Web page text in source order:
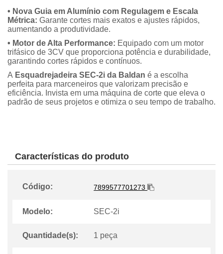
• Nova Guia em Alumínio com Regulagem e Escala
Métrica: Garante cortes mais exatos e ajustes rápidos,
aumentando a produtividade.
• Motor de Alta Performance: Equipado com um motor
trifásico de 3CV que proporciona potência e durabilidade,
garantindo cortes rápidos e contínuos.
A Esquadrejadeira SEC-2i da Baldan é a escolha
perfeita para marceneiros que valorizam precisão e
eficiência. Invista em uma máquina de corte que eleva o
padrão de seus projetos e otimiza o seu tempo de trabalho.
Características do produto
Código: 7899577701273
Modelo: SEC-2i
Quantidade(s): 1 peça